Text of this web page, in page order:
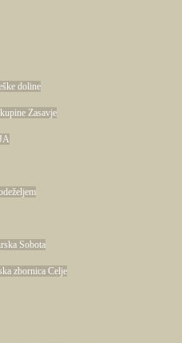
doline
Zasavje
Sobota
zbornica Celje